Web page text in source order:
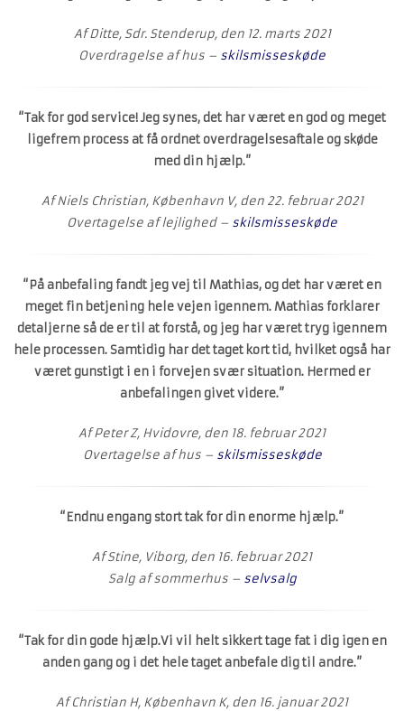
Af Ditte, Sdr. Stenderup, den 12. marts 2021
Overdragelse af hus – skilsmisseskøde
“Tak for god service! Jeg synes, det har været en god og meget
ligefrem process at få ordnet overdragelsesaftale og skøde
med din hjælp.”
Af Niels Christian, København V, den 22. februar 2021
Overtagelse af lejlighed – skilsmisseskøde
“På anbefaling fandt jeg vej til Mathias, og det har været en
meget fin betjening hele vejen igennem. Mathias forklarer
detaljerne så de er til at forstå, og jeg har været tryg igennem
hele processen. Samtidig har det taget kort tid, hvilket også har
været gunstigt i en i forvejen svær situation. Hermed er
anbefalingen givet videre.”
Af Peter Z, Hvidovre, den 18. februar 2021
Overtagelse af hus – skilsmisseskøde
“Endnu engang stort tak for din enorme hjælp.”
Af Stine, Viborg, den 16. februar 2021
Salg af sommerhus – selvsalg
“Tak for din gode hjælp.Vi vil helt sikkert tage fat i dig igen en
anden gang og i det hele taget anbefale dig til andre.”
Af Christian H, København K, den 16. januar 2021